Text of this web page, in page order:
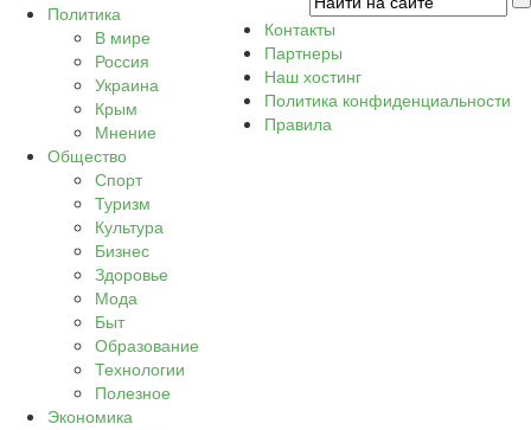
Политика
В мире
Россия
Украина
Крым
Мнение
Общество
Спорт
Туризм
Культура
Бизнес
Здоровье
Мода
Быт
Образование
Технологии
Полезное
Экономика
Контакты
Партнеры
Наш хостинг
Политика конфиденциальности
Правила